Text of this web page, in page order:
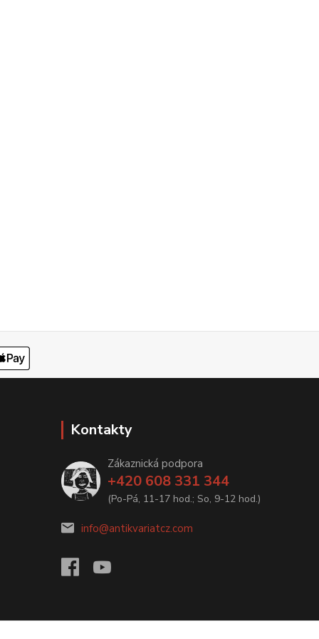
Kontakty
Zákaznická podpora
+420 608 331 344
(Po-Pá, 11-17 hod.; So, 9-12 hod.)
info@antikvariatcz.com